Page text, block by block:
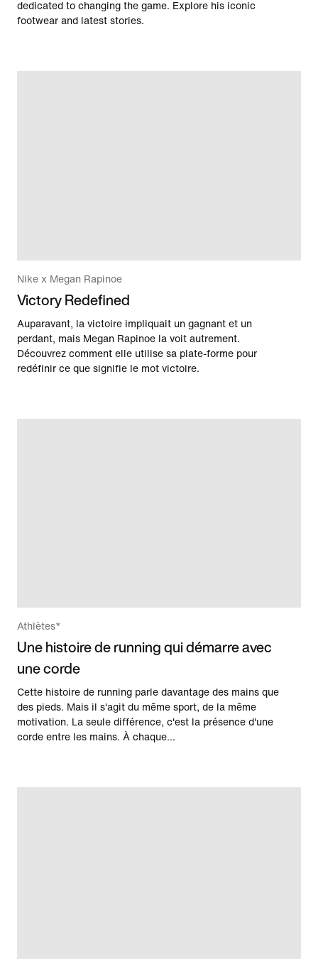
dedicated to changing the game. Explore his iconic
footwear and latest stories.
Nike x Megan Rapinoe
Victory Redefined
Auparavant, la victoire impliquait un gagnant et un
perdant, mais Megan Rapinoe la voit autrement.
Découvrez comment elle utilise sa plate-forme pour
redéfinir ce que signifie le mot victoire.
Athlètes*
Une histoire de running qui démarre avec
une corde
Cette histoire de running parle davantage des mains que
des pieds. Mais il s'agit du même sport, de la même
motivation. La seule différence, c'est la présence d'une
corde entre les mains. À chaque...